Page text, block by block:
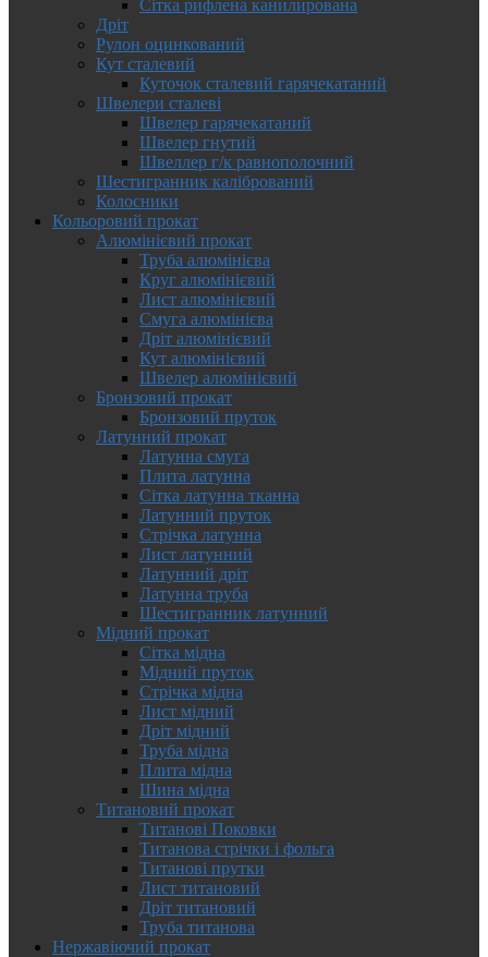
Сітка рифлена канилирована
Дріт
Рулон оцинкований
Кут сталевий
Куточок сталевий гарячекатаний
Швелери сталеві
Швелер гарячекатаний
Швелер гнутий
Швеллер г/к равнополочний
Шестигранник калібрований
Колосники
Кольоровий прокат
Алюмінієвий прокат
Труба алюмінієва
Круг алюмінієвий
Лист алюмінієвий
Смуга алюмінієва
Дріт алюмінієвий
Кут алюмінієвий
Швелер алюмінієвий
Бронзовий прокат
Бронзовий пруток
Латунний прокат
Латунна смуга
Плита латунна
Сітка латунна тканна
Латунний пруток
Стрічка латунна
Лист латунний
Латунний дріт
Латунна труба
Шестигранник латунний
Мідний прокат
Сітка мідна
Мідний пруток
Стрічка мідна
Лист мідний
Дріт мідний
Труба мідна
Плита мідна
Шина мідна
Титановий прокат
Титанові Поковки
Титанова стрічки і фольга
Титанові прутки
Лист титановий
Дріт титановий
Труба титанова
Нержавіючий прокат